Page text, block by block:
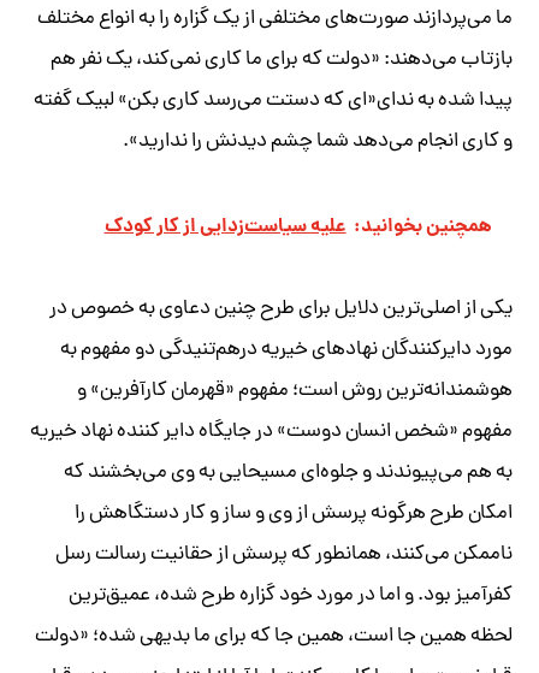
ما می‌پردازند صورت‌های مختلفی از یک گزاره را به انواع مختلف
بازتاب می‌دهند: «دولت که برای ما کاری نمی‌کند، یک نفر هم
پیدا شده به ندای«ای که دستت می‌رسد کاری بکن» لبیک گفته
و کاری انجام می‌دهد شما چشم دیدنش را ندارید».
همچنین بخوانید: علیه سیاست‌زدایی از کار کودک
یکی از اصلی‌ترین دلایل برای طرح چنین دعاوی به خصوص در
مورد دایرکنندگان نهادهای خیریه درهم‌تنیدگی دو مفهوم به
هوشمندانه‌ترین روش است؛ مفهوم«قهرمان کارآفرین»و
مفهوم«شخص انسان دوست»در جایگاه دایر کننده نهاد خیریه
به هم می‌پیوندند و جلوه‌ای مسیحایی به وی می‌بخشند که
امکان طرح هرگونه پرسش از وی و ساز و کار دستگاهش را
ناممکن می‌کنند، همانطور که پرسش از حقانیت رسالت رسل
کفرآمیز بود. و اما در مورد خود گزاره طرح شده، عمیق‌ترین
لحظه همین جا است، همین جا که برای ما بدیهی شده؛ «دولت